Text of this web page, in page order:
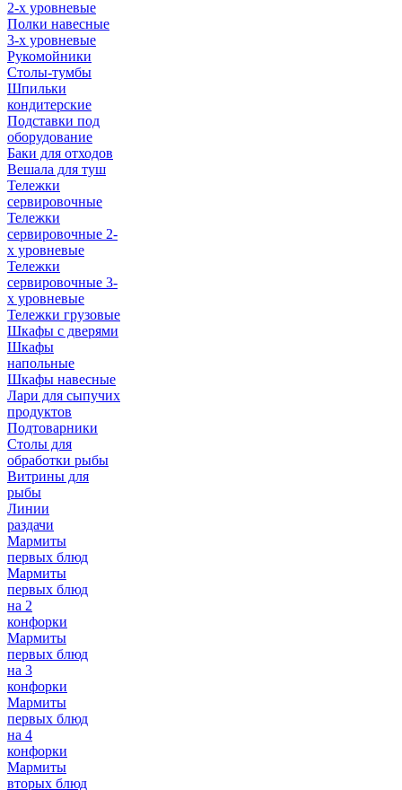
2-х уровневые
Полки навесные
3-х уровневые
Рукомойники
Столы-тумбы
Шпильки
кондитерские
Подставки под
оборудование
Баки для отходов
Вешала для туш
Тележки
сервировочные
Тележки
сервировочные 2-
х уровневые
Тележки
сервировочные 3-
х уровневые
Тележки грузовые
Шкафы с дверями
Шкафы
напольные
Шкафы навесные
Лари для сыпучих
продуктов
Подтоварники
Столы для
обработки рыбы
Витрины для
рыбы
Линии
раздачи
Мармиты
первых блюд
Мармиты
первых блюд
на 2
конфорки
Мармиты
первых блюд
на 3
конфорки
Мармиты
первых блюд
на 4
конфорки
Мармиты
вторых блюд